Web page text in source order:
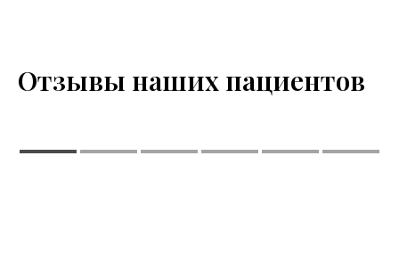
Отзывы наших пациентов